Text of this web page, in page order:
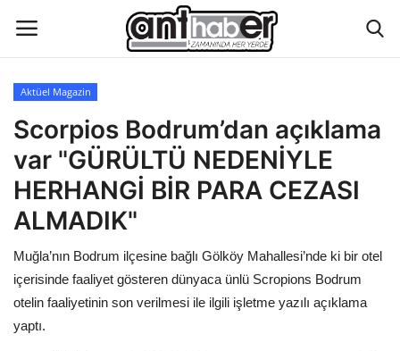
Künye
Eğitim
Aktüel Magazin
Hakkımızda
İletişim
Aktüel Magazin
Scorpios Bodrum’dan açıklama
var "GÜRÜLTÜ NEDENİYLE
HERHANGİ BİR PARA CEZASI
ALMADIK"
Muğla’nın Bodrum ilçesine bağlı Gölköy Mahallesi’nde ki bir otel
içerisinde faaliyet gösteren dünyaca ünlü Scropions Bodrum
otelin faaliyetinin son verilmesi ile ilgili işletme yazılı açıklama
yaptı.